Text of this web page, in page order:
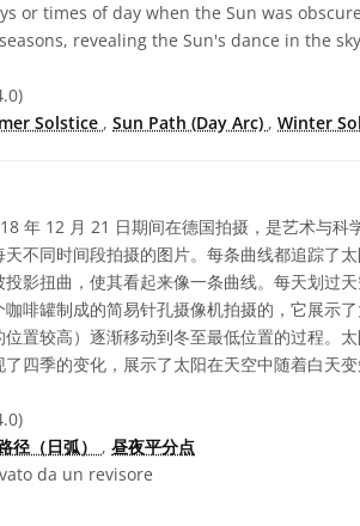
or times of day when the Sun was
revealing the Sun's dance in the
Solstice , Sun Path (Day Arc) , Winter
年 12 月 21 日期间在德国拍摄，是艺术与科
不同时间段拍摄的图片。每条曲线都追踪了
影扭曲，使其看起来像一条曲线。每天划过
啡罐制成的简易针孔摄像机拍摄的，它展示
置较高）逐渐移动到冬至最低位置的过程。
四季的变化，展示了太阳在天空中随着白天
径（日弧） , 昼夜平分点
da un revisore